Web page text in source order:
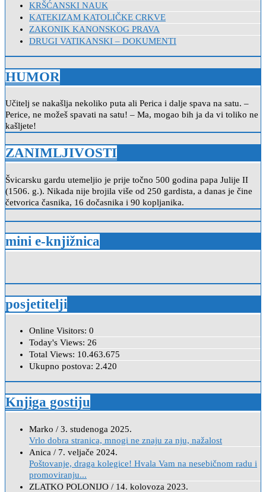
KRŠĆANSKI NAUK
KATEKIZAM KATOLIČKE CRKVE
ZAKONIK KANONSKOG PRAVA
DRUGI VATIKANSKI – DOKUMENTI
HUMOR
Učitelj se nakašlja nekoliko puta ali Perica i dalje spava na satu. –
Perice, ne možeš spavati na satu! – Ma, mogao bih ja da vi toliko ne
kašljete!
ZANIMLJIVOSTI
Švicarsku gardu utemeljio je prije točno 500 godina papa Julije II
(1506. g.). Nikada nije brojila više od 250 gardista, a danas je čine
četvorica časnika, 16 dočasnika i 90 kopljanika.
mini e-knjižnica
posjetitelji
Online Visitors: 0
Today's Views: 26
Total Views: 10.463.675
Ukupno postova: 2.420
Knjiga gostiju
Marko / 3. studenoga 2025.
Vrlo dobra stranica, mnogi ne znaju za nju, nažalost
Anica / 7. veljače 2024.
Poštovanje, draga kolegice! Hvala Vam na nesebičnom radu i
promoviranju...
ZLATKO POLONIJO / 14. kolovoza 2023.